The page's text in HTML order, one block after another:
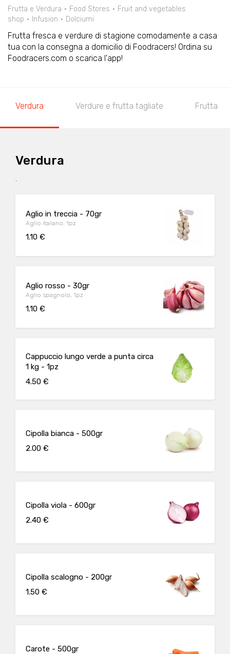
Frutta e Verdura Food Stores
Fruit and vegetables
shop
Infusion Dolciumi
Frutta fresca e verdure di stagione comodamente a casa
tua con la consegna a domicilio di Foodracers! Ordina su
Foodracers.com o scarica l'app!
Verdura Verdure e frutta tagliate Frutta
Verdura
.
Aglio in treccia - 70gr
Aglio italiano, 1pz
1.10 €
Aglio rosso - 30gr
Aglio spagnolo, 1pz
1.10 €
Cappuccio lungo verde a punta circa
1 kg - 1pz
4.50 €
Cipolla bianca - 500gr
2.00 €
Cipolla viola - 600gr
2.40 €
Cipolla scalogno - 200gr
1.50 €
Carote - 500gr